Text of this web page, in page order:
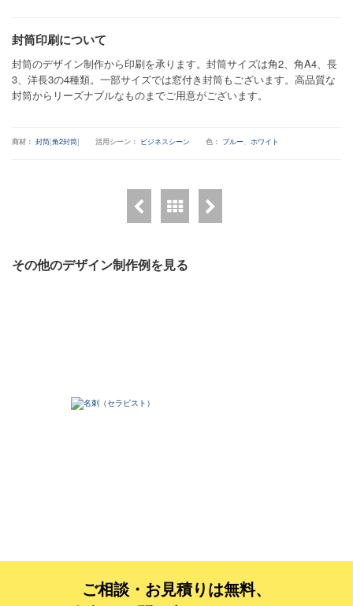
封筒印刷について
封筒のデザイン制作から印刷を承ります。封筒サイズは角2、角A4、長
3、洋長3の4種類。一部サイズでは窓付き封筒もございます。高品質な
封筒からリーズナブルなものまでご用意がございます。
商材： 封筒[角2封筒] 活用シーン： ビジネスシーン 色： ブルー、 ホワイト
その他のデザイン制作例を見る
ご相談・お見積りは無料、